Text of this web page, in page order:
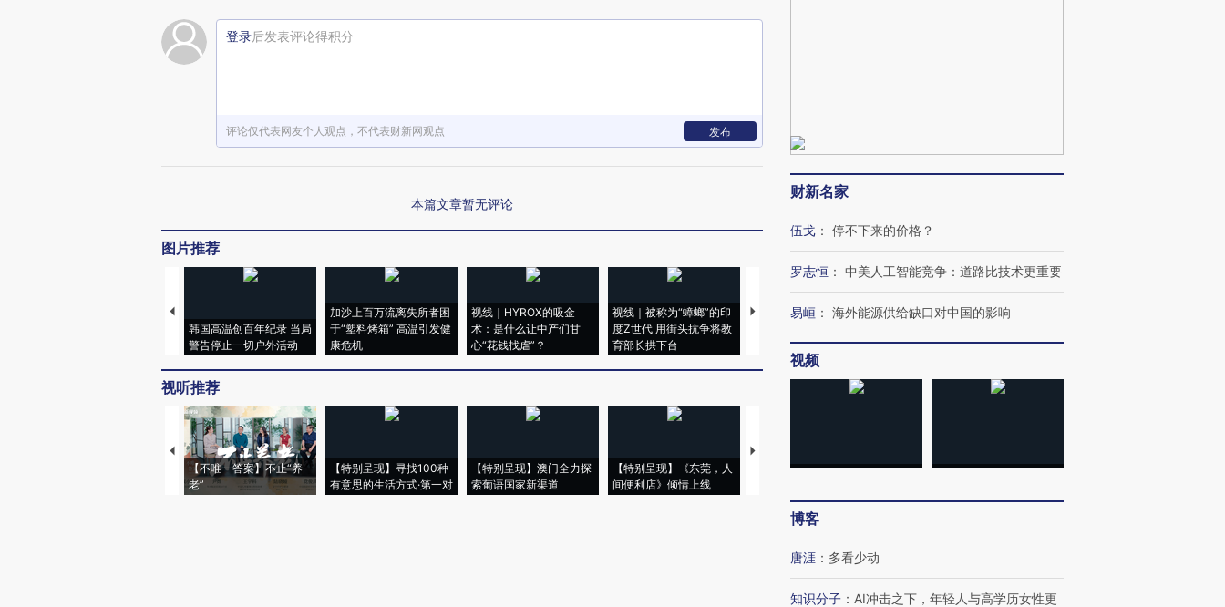
登录后发表评论得积分
评论仅代表网友个人观点，不代表财新网观点 发布
本篇文章暂无评论
图片推荐
韩国高温创百年纪录 当局
警告停止一切户外活动
加沙上百万流离失所者困
于“塑料烤箱” 高温引发健
康危机
视线｜HYROX的吸金
术：是什么让中产们甘
心“花钱找虐”？
视线｜被称为“蟑螂”的印
度Z世代 用街头抗争将教
育部长拱下台
视线｜“入侵”还是“人道危
飞地休达
湖北宜昌局部短时降雨
4000人
米
视听推荐
【不唯一答案】不止“养
老”
【特别呈现】寻找100种
有意思的生活方式·第一对
【特别呈现】澳门全力探
索葡语国家新渠道
【特别呈现】《东莞，人
间便利店》倾情上线
【推广】走进第四届链博
会，让数智科技“链”接产
【特别呈现】寻找100种
CFO：不靠规模取胜，华
财新名家
伍戈 ： 停不下来的价格？
罗志恒 ： 中美人工智能竞争：道路比技术更重要
易峘 ： 海外能源供给缺口对中国的影响
视频
博客
唐涯 ： 多看少动
知识分子 ： AI冲击之下，年轻人与高学历女性更